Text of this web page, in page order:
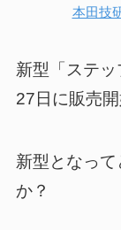
本田技
新型「ステッ
27日に販売開
新型となっ
か？